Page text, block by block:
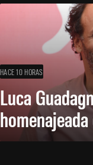
HACE 10 HORAS
Luca